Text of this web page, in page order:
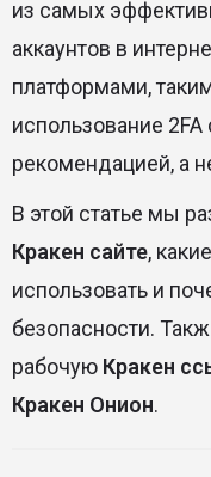
из самых
аккаунтов в
платформами,
использование 2FA
рекомендацией, а
В этой статье мы
Кракен сайте,
использовать и
безопасности.
рабочую Кракен
Кракен Онион.